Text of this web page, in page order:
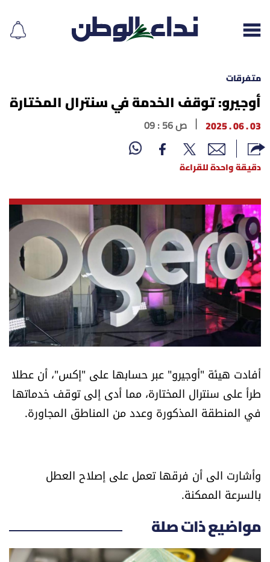
إقرأ الجريدة
لبنان
نداء اليوم
محليات
أسرار
متفرقات
نداء القرّاء
خاص الموقع
كتّابنا
آراء
اقتصاد
العالم
متفرقات
أوجيرو: توقف الخدمة في سنترال المختارة
03 . 06 . 2025 09 : 56 ص
دقيقة واحدة للقراءة
أفادت هيئة "أوجيرو" عبر حسابها على "إكس"، أن عطلا
طرأ على سنترال المختارة، مما أدى إلى توقف خدماتها
في المنطقة المذكورة وعدد من المناطق المجاورة.
وأشارت الى أن فرقها تعمل على إصلاح العطل
بالسرعة الممكنة.
مواضيع ذات صلة